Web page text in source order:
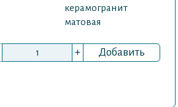
керамогранит
матовая
+ Добавить